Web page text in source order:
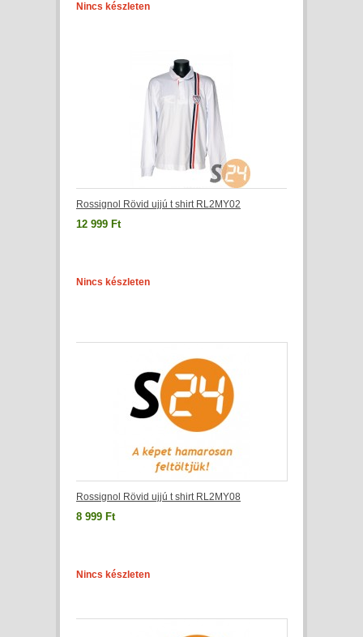
Nincs készleten
Rossignol Rövid ujjú t shirt RL2MY02
12 999 Ft
Nincs készleten
Rossignol Rövid ujjú t shirt RL2MY08
8 999 Ft
Nincs készleten